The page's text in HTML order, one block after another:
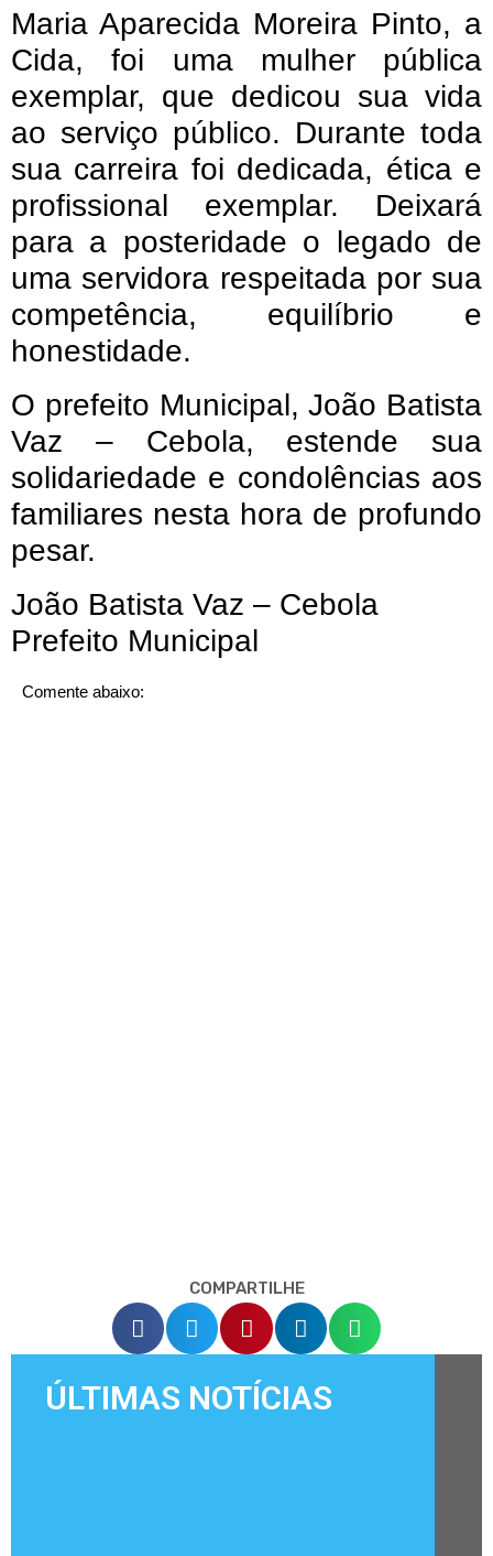
Maria Aparecida Moreira Pinto, a
Cida, foi uma mulher pública
exemplar, que dedicou sua vida
ao serviço público. Durante toda
sua carreira foi dedicada, ética e
profissional exemplar. Deixará
para a posteridade o legado de
uma servidora respeitada por sua
competência, equilíbrio e
honestidade.
O prefeito Municipal, João Batista
Vaz – Cebola, estende sua
solidariedade e condolências aos
familiares nesta hora de profundo
pesar.
João Batista Vaz – Cebola
Prefeito Municipal
Comente abaixo:
COMPARTILHE
ÚLTIMAS NOTÍCIAS